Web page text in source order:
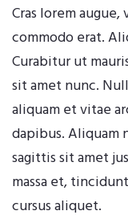
Cras lorem
commodo erat.
Curabitur ut
sit amet nunc.
aliquam et vitae
dapibus. Aliquam
sagittis sit amet
massa et,
cursus aliquet.